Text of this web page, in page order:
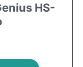
HS-